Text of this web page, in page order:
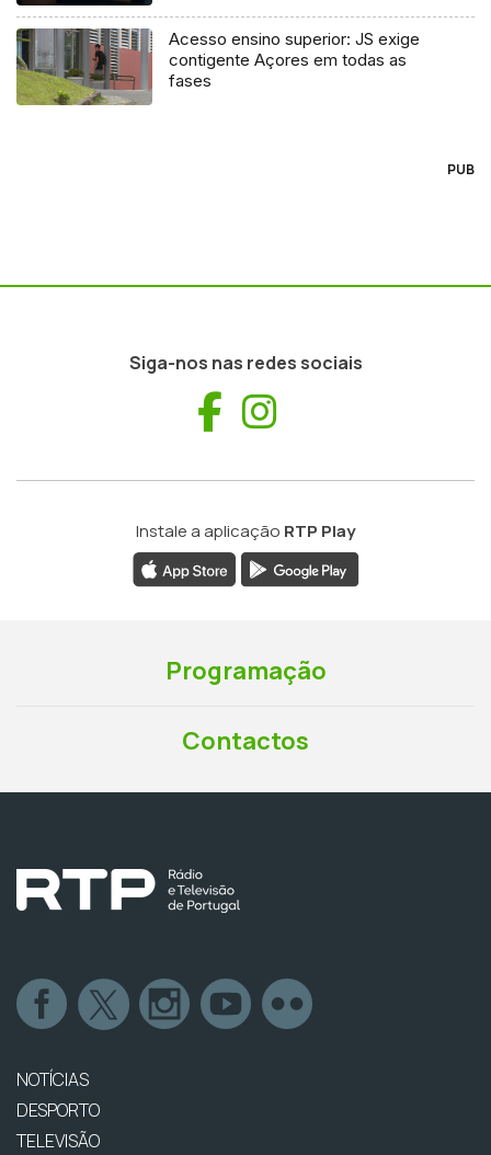
Acesso ensino superior: JS exige
contigente Açores em todas as
fases
PUB
Siga-nos nas redes sociais
Facebook
Instale a aplicação RTP Play
Programação
Contactos
NOTÍCIAS
DESPORTO
TELEVISÃO